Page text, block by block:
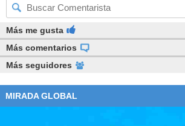
Más me gusta
Más comentarios
Más seguidores
MIRADA GLOBAL